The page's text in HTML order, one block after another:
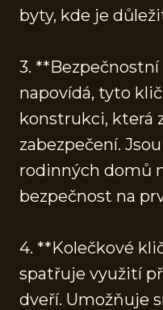
byty, kde je
3.
napovídá, tyto
konstrukci, která
zabezpečení.
rodinných domů
bezpečnost na
4. **Kolečkové
spatřuje využití
dveří. Umožňuje